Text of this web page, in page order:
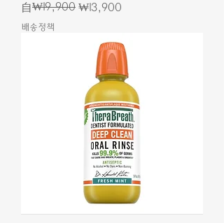
自
一般價格
₩19,900 ₩13,900
促銷價格
배송정책